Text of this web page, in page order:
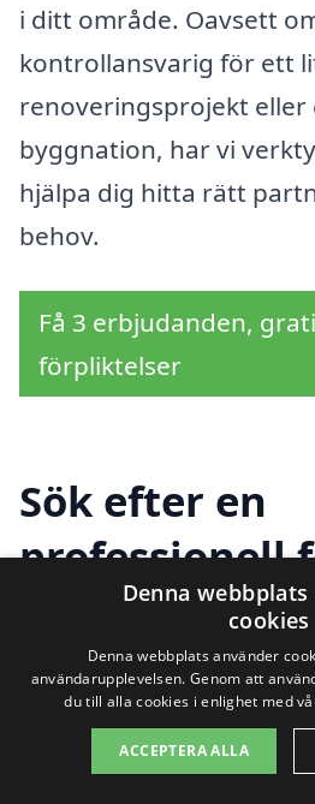
i ditt område. Oavsett
kontrollansvarig för ett
renoveringsprojekt eller
byggnation, har vi
hjälpa dig hitta rätt
behov.
Få 3 erbjudanden,
förpliktelser
Sök efter en
professionell
andra städer
Gråbo
Denna
cookies
Denna webbplats använder
användarupplevelsen. Genom att
du till alla cookies i enlighet med
ACCEPTERA ALLA